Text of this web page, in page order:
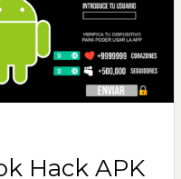
Hack APK